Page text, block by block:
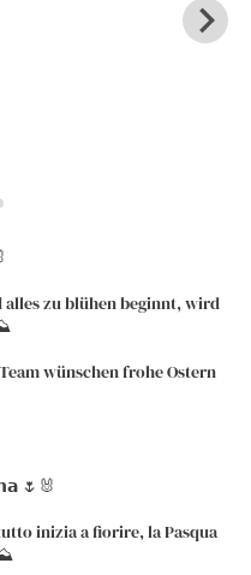
alles zu blühen beginnt, wird
wünschen frohe Ostern
🌷🐰
inizia a fiorire, la Pasqua